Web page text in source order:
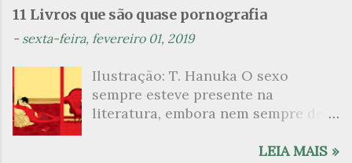
n
i
o
11 Livros que são quase pornografia
- sexta-feira, fevereiro 01, 2019
Ilustração: T. Hanuka O sexo
sempre esteve presente na
literatura, embora nem sempre de
que mergulharam em sua própria
LEIA MAIS »